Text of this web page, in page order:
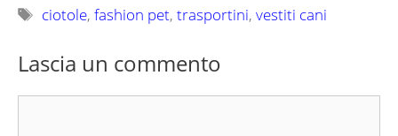
Tag
ciotole,fashion pet,trasportini,vestiti cani
Lascia un commento